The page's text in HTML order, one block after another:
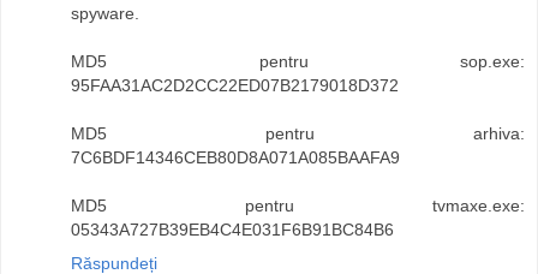
spyware.
MD5 pentru sop.exe:
95FAA31AC2D2CC22ED07B2179018D372
MD5 pentru arhiva:
7C6BDF14346CEB80D8A071A085BAAFA9
MD5 pentru tvmaxe.exe:
05343A727B39EB4C4E031F6B91BC84B6
Răspundeți